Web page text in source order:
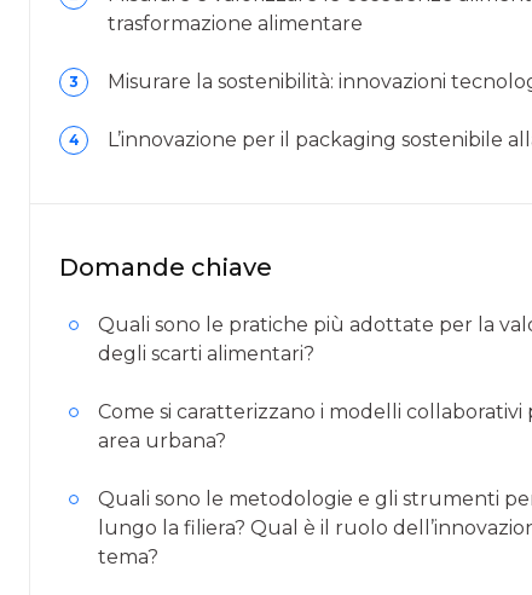
trasformazione alimentare
3 Misurare la sostenibilità: innovazioni
4 L’innovazione per il packaging sostenibile
Domande chiave
Quali sono le pratiche più adottate per la
degli scarti alimentari?
Come si caratterizzano i modelli
area urbana?
Quali sono le metodologie e gli strumenti
lungo la filiera? Qual è il ruolo
tema?